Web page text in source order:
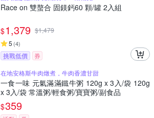
Race on 雙螯合 固鎂鈣60 顆/罐 2入組
$1,379 $1,479
5 (4)
挑戰低價
券
在地安格斯牛肉燉煮，牛肉香濃甘甜
一食一味 元氣滿滿鐵牛粥 120g x 3入/袋 120g
x 3入/袋 常溫粥/輕食粥/寶寶粥/副食品
$359